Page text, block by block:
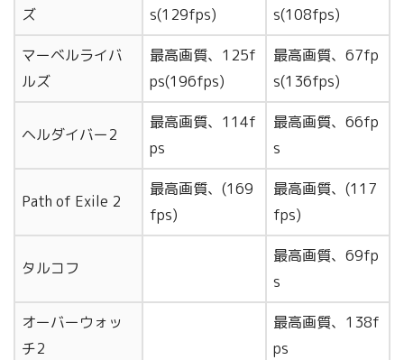
ズ
s(129fps)
s(108fps)
マーベルライバ
ルズ
最高画質、125f
ps(196fps)
最高画質、67fp
s(136fps)
ヘルダイバー2
最高画質、114f
ps
最高画質、66fp
s
Path of Exile 2
最高画質、(169
fps)
最高画質、(117
fps)
タルコフ
最高画質、69fp
s
オーバーウォッ
チ2
最高画質、138f
ps